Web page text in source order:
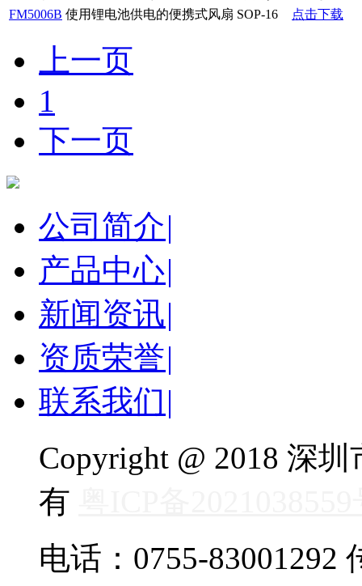
FM5006B 使用锂电池供电的便携式风扇 SOP-16 点击下载
上一页
1
下一页
公司简介|
产品中心|
新闻资讯|
资质荣誉|
联系我们 |
Copyright @ 2018 深
有
电话：0755-83001292